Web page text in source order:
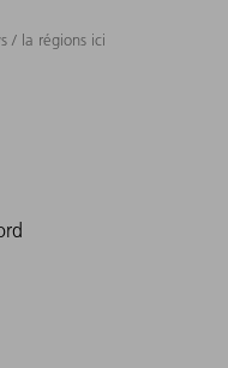
/ la régions ici